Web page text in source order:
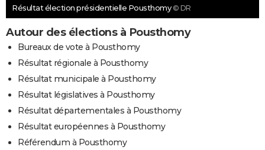
Résultat élection présidentielle Pousthomy © DR
Autour des élections à Pousthomy
Bureaux de vote à Pousthomy
Résultat régionale à Pousthomy
Résultat municipale à Pousthomy
Résultat législatives à Pousthomy
Résultat départementales à Pousthomy
Résultat européennes à Pousthomy
Référendum à Pousthomy